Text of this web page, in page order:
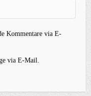
Kommentare via E-
via E-Mail.